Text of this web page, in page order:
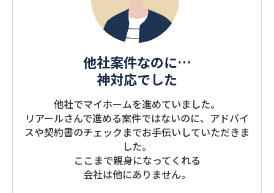
他社案件なのに…
神対応でした
他社でマイホームを進めていました。
リアールさんで進める案件ではないのに、アドバイ
スや契約書のチェックまでお⼿伝いしていただきま
した。
ここまで親身になってくれる
会社は他にありません。